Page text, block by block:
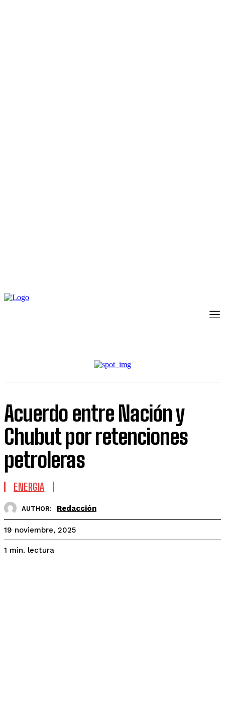
Acuerdo entre Nación y
Chubut por retenciones
petroleras
ENERGIA
AUTHOR: Redacción
19 noviembre, 2025
1 min. lectura